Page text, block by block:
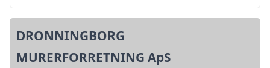
DRONNINGBORG
MURERFORRETNING ApS